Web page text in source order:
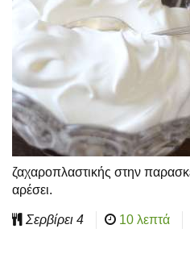
ζαχαροπλαστικής στην
αρέσει.
Σερβίρει 4 10 λεπτά